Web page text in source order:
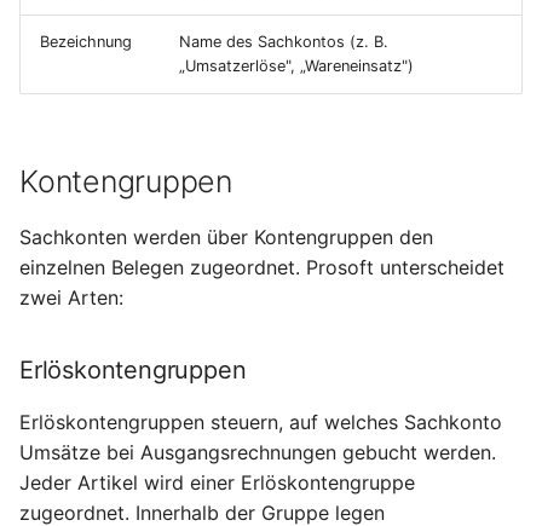
i
l
i
s
e
t
Lieferbedingungen
Versandarten
Notizen
Lieferscheine
Rechnungen
Preislisten
Frachttarife
Verfügbarkeitsübersicht
Umlagerungsbestellungen
Einkaufsauswertungen
Inventur
Seriennummern
Sperrungen
Dispoübersicht
MRP-Bereiche
Betriebskalender
Werkstoffe
Fremdfertigung
Sendungen
Erwartete Wareneingänge
Normen und Vorschriften
Reklamationen
Abwesenheiten
Einschreibung
NFC-Tags
Bezeichnung
Name des Sachkontos (z. B.
„Umsatzerlöse", „Wareneinsatz")
Kontengruppen
Sachkonten werden über Kontengruppen den
einzelnen Belegen zugeordnet. Prosoft unterscheidet
zwei Arten:
Erlöskontengruppen
Erlöskontengruppen steuern, auf welches Sachkonto
Umsätze bei Ausgangsrechnungen gebucht werden.
Jeder Artikel wird einer Erlöskontengruppe
zugeordnet. Innerhalb der Gruppe legen